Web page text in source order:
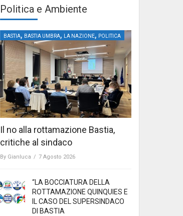
Politica e Ambiente
BASTIA, BASTIA UMBRA, LA NAZIONE, POLITICA
Il no alla rottamazione Bastia,
critiche al sindaco
By Gianluca / 7 Agosto 2026
“LA BOCCIATURA DELLA
ROTTAMAZIONE QUINQUIES E
IL CASO DEL SUPERSINDACO
DI BASTIA